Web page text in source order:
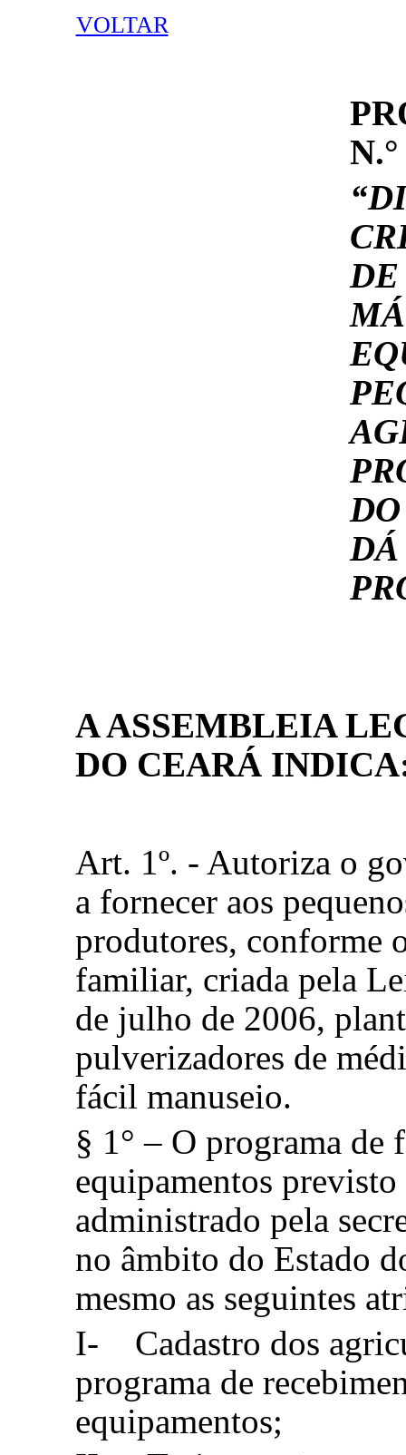
VOLTAR
DÁ
A ASSEMBLEIA
DO CEARÁ
Art. 1º. - Autoriza o
a fornecer aos
produtores, conforme
familiar, criada pela
de julho de 2006,
pulverizadores de
fácil manuseio.
§ 1° – O programa de
equipamentos
administrado pela
no âmbito do Estado
mesmo as seguintes
I- Cadastro dos
programa de
equipamentos;